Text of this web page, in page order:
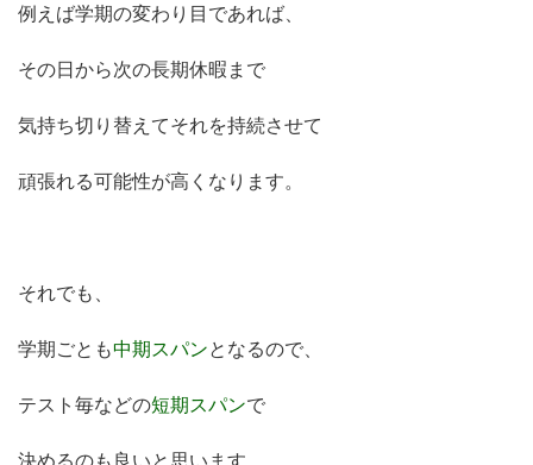
例えば学期の変わり目であれば、
その日から次の長期休暇まで
気持ち切り替えてそれを持続させて
頑張れる可能性が高くなります。
それでも、
学期ごとも中期スパンとなるので、
テスト毎などの短期スパンで
決めるのも良いと思います。